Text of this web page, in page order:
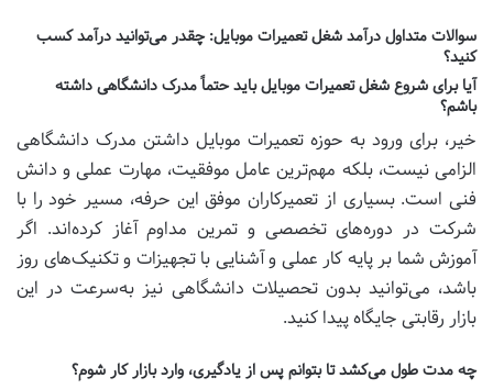
سوالات متداول درآمد شغل تعمیرات موبایل: چقدر می‌توانید درآمد کسب
کنید؟
آیا برای شروع شغل تعمیرات موبایل باید حتماً مدرک دانشگاهی داشته
باشم؟
خیر، برای ورود به حوزه تعمیرات موبایل داشتن مدرک دانشگاهی
الزامی نیست، بلکه مهم‌ترین عامل موفقیت، مهارت عملی و دانش
فنی است. بسیاری از تعمیرکاران موفق این حرفه، مسیر خود را با
شرکت در دوره‌های تخصصی و تمرین مداوم آغاز کرده‌اند. اگر
آموزش شما بر پایه کار عملی و آشنایی با تجهیزات و تکنیک‌های روز
باشد، می‌توانید بدون تحصیلات دانشگاهی نیز به‌سرعت در این
بازار رقابتی جایگاه پیدا کنید.
چه مدت طول می‌کشد تا بتوانم پس از یادگیری، وارد بازار کار شوم؟